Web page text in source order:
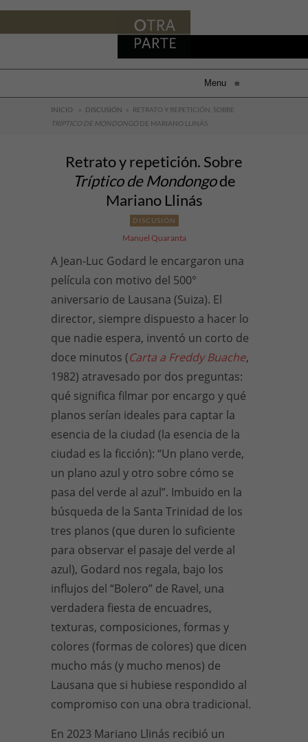
Menu ≡
INICIO » DISCUSIÓN » RETRATO Y REPETICIÓN. SOBRE
TRÍPTICO DE MONDONGO DE MARIANO LLINÁS
Retrato y repetición. Sobre
Tríptico de Mondongode
Mariano Llinás
DISCUSIÓN
Manuel Quaranta
A Jean-Luc Godard le encargaron una
película con motivo del 500°
aniversario de Lausana (Suiza). El
director, siempre dispuesto a hacer lo
que nadie espera, inventó un corto de
doce minutos (Carta a Freddy Buache,
1982) atravesado por dos preguntas:
qué significa filmar por encargo y qué
planos serían ideales para captar la
esencia de la ciudad (la esencia de la
ciudad es la ficción): “Un plano verde,
un plano azul y otro sobre cómo se
pasa del verde al azul”. Imbuido en la
búsqueda de la Santa Trinidad de los
tres planos (que duren lo suficiente
para observar el pasaje del verde al
azul), Godard nos regala, bajo los
influjos del “Bolero” de Ravel, una
verdadera fiesta de encuadres,
texturas, composiciones, formas y
colores (formas de colores) que dicen
mucho más (y mucho menos) de
Lausana que si hubiese respondido al
compromiso con una obra tradicional.
En 2023 Mariano Llinás recibió un